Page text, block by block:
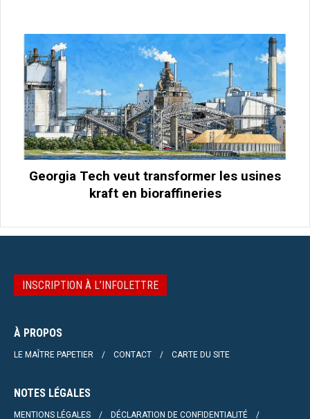
Georgia Tech veut transformer les usines
kraft en bioraffineries
INSCRIPTION À L’INFOLETTRE
À PROPOS
LE MAÎTRE PAPETIER CONTACT CARTE DU SITE
NOTES LÉGALES
MENTIONS LÉGALES
DÉCLARATION DE CONFIDENTIALITÉ